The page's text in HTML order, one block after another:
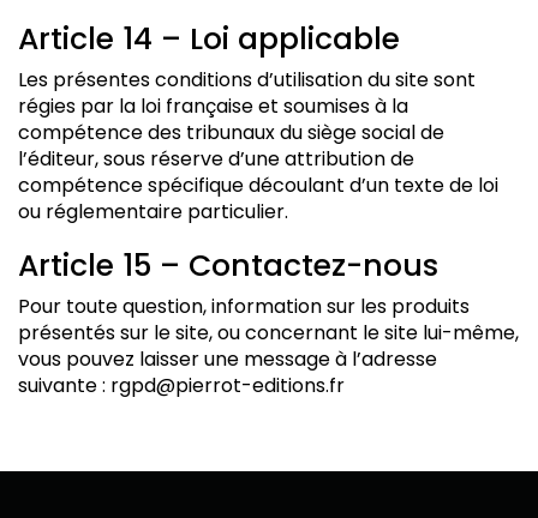
Article 14 – Loi applicable
Les présentes conditions d’utilisation du site sont
régies par la loi française et soumises à la
compétence des tribunaux du siège social de
l’éditeur, sous réserve d’une attribution de
compétence spécifique découlant d’un texte de loi
ou réglementaire particulier.
Article 15 – Contactez-nous
Pour toute question, information sur les produits
présentés sur le site, ou concernant le site lui-même,
vous pouvez laisser une message à l’adresse
suivante : rgpd@pierrot-editions.fr